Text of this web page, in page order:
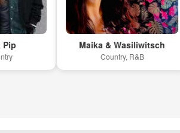
Maika & Wasiliwitsch
Country, R&B